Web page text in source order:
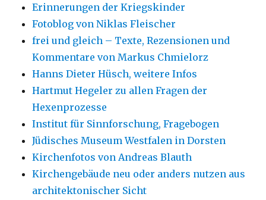
Erinnerungen der Kriegskinder
Fotoblog von Niklas Fleischer
frei und gleich – Texte, Rezensionen und
Kommentare von Markus Chmielorz
Hanns Dieter Hüsch, weitere Infos
Hartmut Hegeler zu allen Fragen der
Hexenprozesse
Institut für Sinnforschung, Fragebogen
Jüdisches Museum Westfalen in Dorsten
Kirchenfotos von Andreas Blauth
Kirchengebäude neu oder anders nutzen aus
architektonischer Sicht